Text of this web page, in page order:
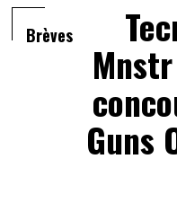
Brèves
Guns